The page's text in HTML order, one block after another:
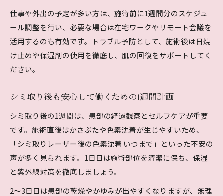
仕事や外出の予定が多い方は、施術前に1週間分のスケジュ
ール調整を行い、必要な場合は在宅ワークやリモート会議を
活用するのも有効です。トラブル予防として、施術後は日焼
け止めや保湿剤の使用を徹底し、肌の回復をサポートしてく
ださい。
シミ取り後も安心して働くための1週間計画
シミ取り後の1週間は、患部の経過観察とセルフケアが重要
です。施術直後はかさぶたや色素沈着が生じやすいため、
「シミ取りレーザー後の色素沈着 いつまで」といった不安の
声が多く見られます。1日目は施術部位を清潔に保ち、保湿
と紫外線対策を徹底しましょう。
2～3日目は患部の乾燥やかゆみが出やすくなりますが、無理